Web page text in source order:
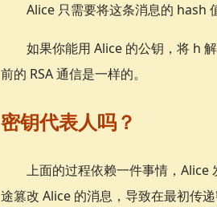
Alice 只需要将这条消息的 hash
如果你能用 Alice 的公钥，将 h
前的 RSA 通信是一样的。
密钥代表人吗？
上面的过程依赖一件事情，Alice
途篡改 Alice 的消息，导致在最初传